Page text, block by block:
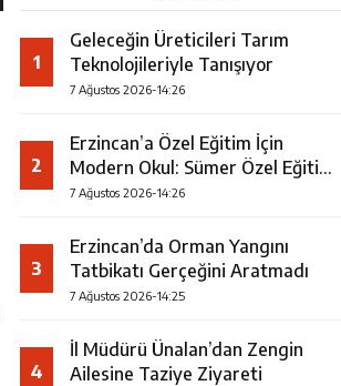
1
Geleceğin Üreticileri Tarım
Teknolojileriyle Tanışıyor
7 Ağustos 2026-14:26
2
Erzincan’a Özel Eğitim İçin
Modern Okul: Sümer Özel Eğitim
Meslek Okulu Protokolü
7 Ağustos 2026-14:26
3
Erzincan’da Orman Yangını
Tatbikatı Gerçeğini Aratmadı
7 Ağustos 2026-14:25
4
İl Müdürü Ünalan’dan Zengin
Ailesine Taziye Ziyareti